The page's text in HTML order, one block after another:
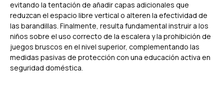
evitando la tentación de añadir capas adicionales que
reduzcan el espacio libre vertical o alteren la efectividad de
las barandillas. Finalmente, resulta fundamental instruir a los
niños sobre el uso correcto de la escalera y la prohibición de
juegos bruscos en el nivel superior, complementando las
medidas pasivas de protección con una educación activa en
seguridad doméstica.